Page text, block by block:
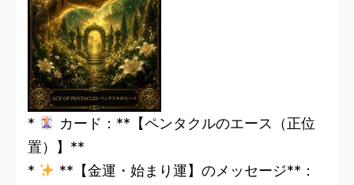
*
カード：**【ペンタクルのエース（正位
置）】**
*
**【金運・始まり運】のメッセージ**：